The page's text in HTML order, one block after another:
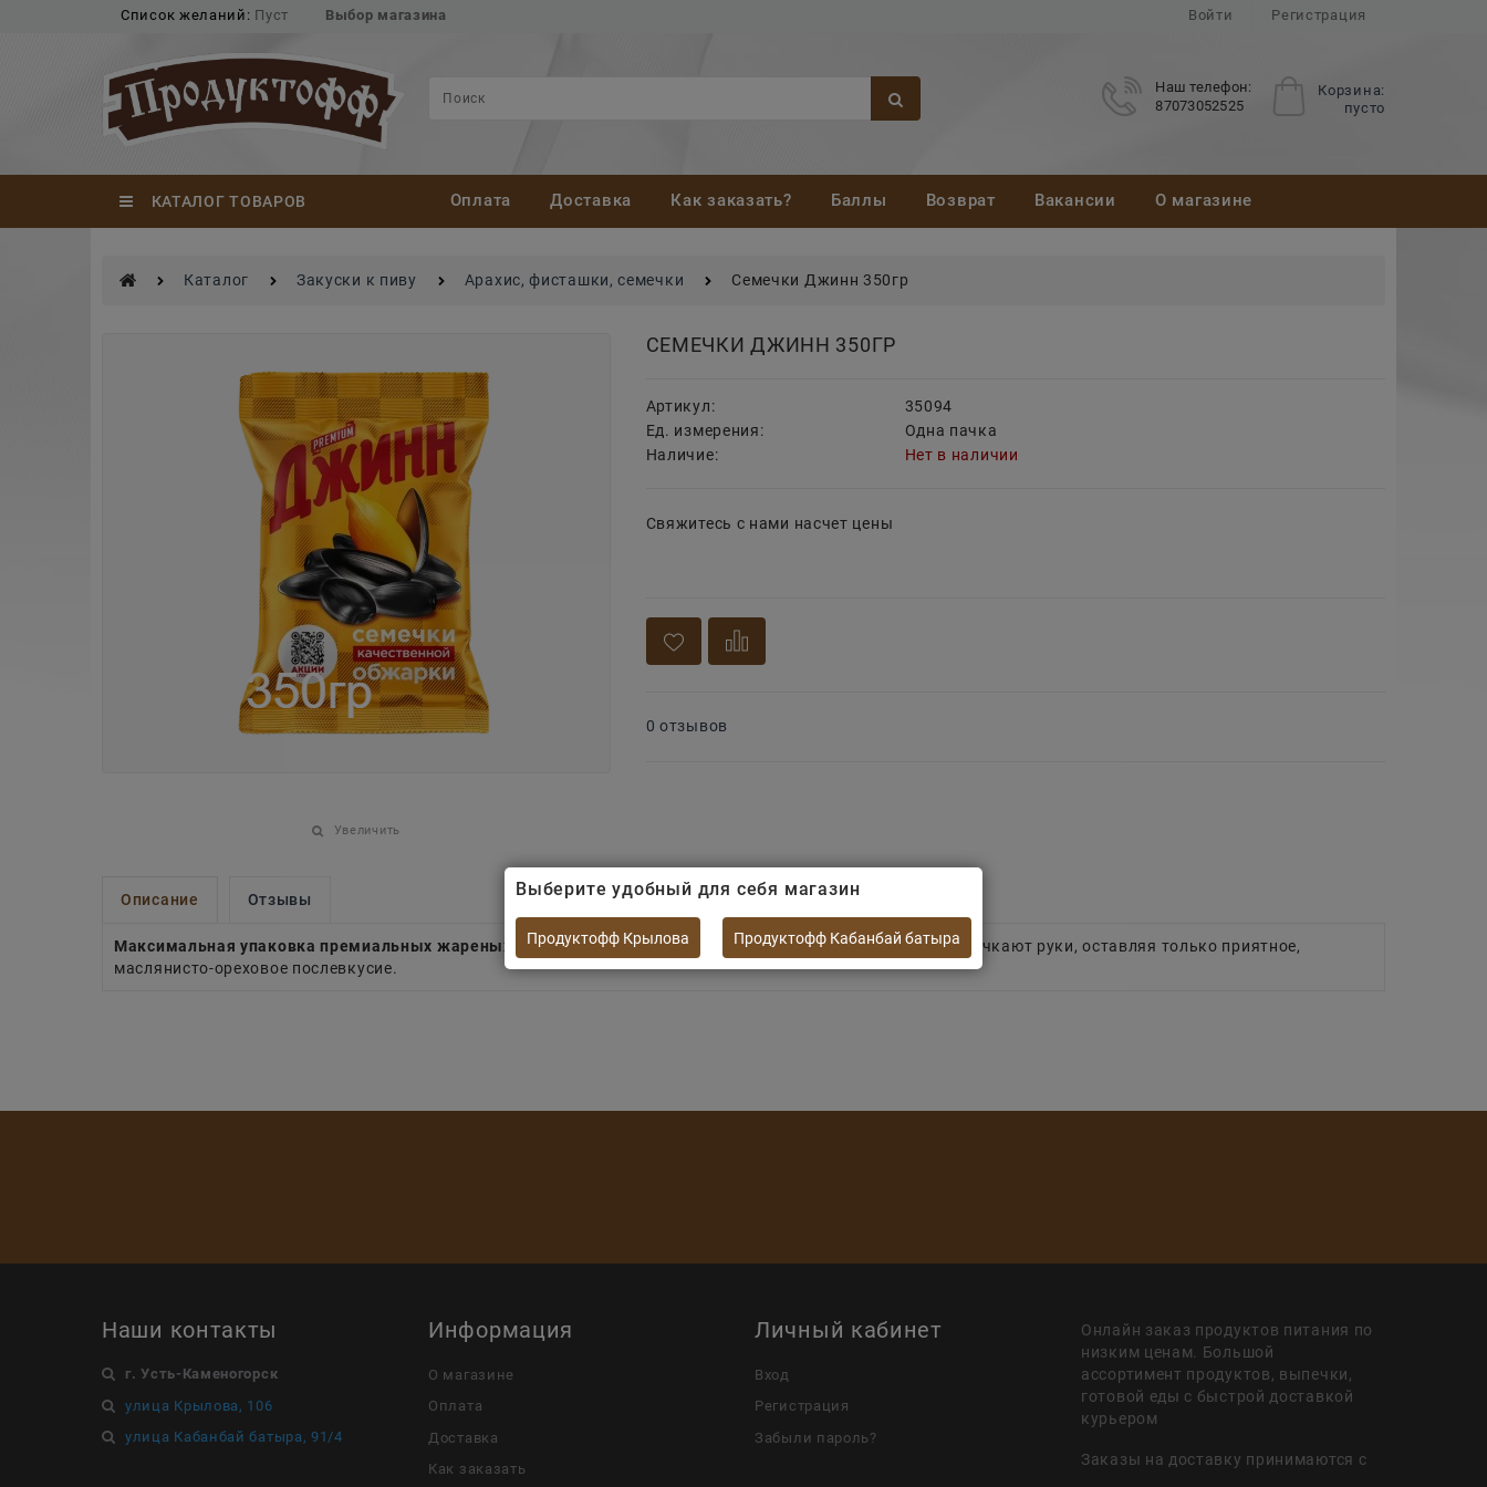
Список желаний: Пуст Выбор магазина Войти Регистрация
Корзина:
пусто
Наш телефон:
87073052525
КАТАЛОГ ТОВАРОВ Оплата Доставка Как заказать? Баллы Возврат Вакансии О магазине
Каталог Закуски к пиву Арахис, фисташки, семечки Семечки Джинн 350гр
Увеличить
СЕМЕЧКИ ДЖИНН 350ГР
Артикул:
35094
Ед. измерения:
Одна пачка
Наличие:
Нет в наличии
Свяжитесь с нами насчет цены
0 отзывов
Описание Отзывы
Максимальная упаковка премиальных жареных семечек для больших компаний. Звонко щелкают и не пачкают руки, оставляя только приятное,
маслянисто-ореховое послевкусие.
Наши контакты
г. Усть-Каменогорск
улица Крылова, 106
улица Кабанбай батыра, 91/4
Информация
О магазине
Оплата
Доставка
Как заказать
Личный кабинет
Вход
Регистрация
Забыли пароль?
Онлайн заказ продуктов питания по
низким ценам. Большой
ассортимент продуктов, выпечки,
готовой еды с быстрой доставкой
курьером
Заказы на доставку принимаются с
Выберите удобный для себя магазин
Продуктофф Крылова Продуктофф Кабанбай батыра